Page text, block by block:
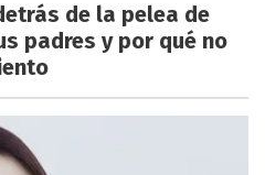
de la pelea de
padres y por qué no